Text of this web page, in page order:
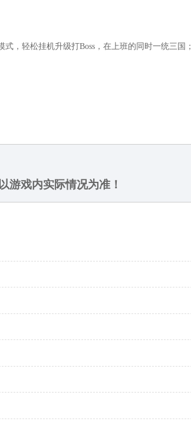
，轻松挂机升级打Boss，在上班的同时一统三国
游戏内实际情况为准！